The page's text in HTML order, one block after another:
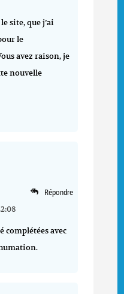
site, que j’ai
le
avez raison, je
nouvelle
Répondre
complétées avec